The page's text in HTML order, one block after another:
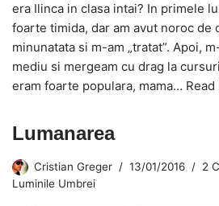
era Ilinca in clasa intai? In primele
foarte timida, dar am avut noroc de
minunatata si m-am „tratat”. Apoi,
mediu si mergeam cu drag la
eram foarte populara, mama… Read
Lumanarea
Cristian Greger 13/01/2016
2
Luminile Umbrei